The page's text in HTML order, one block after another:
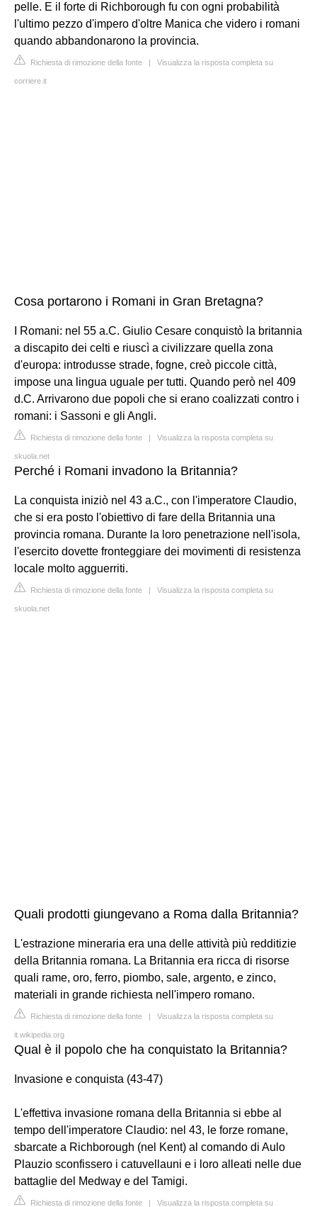
pelle. E il forte di Richborough fu con ogni probabilità
l'ultimo pezzo d'impero d'oltre Manica che videro i romani
quando abbandonarono la provincia.
Richiesta di rimozione della fonte | Visualizza la risposta completa su
corriere.it
Cosa portarono i Romani in Gran Bretagna?
I Romani: nel 55 a.C. Giulio Cesare conquistò la britannia
a discapito dei celti e riuscì a civilizzare quella zona
d'europa: introdusse strade, fogne, creò piccole città,
impose una lingua uguale per tutti. Quando però nel 409
d.C. Arrivarono due popoli che si erano coalizzati contro i
romani: i Sassoni e gli Angli.
Richiesta di rimozione della fonte | Visualizza la risposta completa su
skuola.net
Perché i Romani invadono la Britannia?
La conquista iniziò nel 43 a.C., con l'imperatore Claudio,
che si era posto l'obiettivo di fare della Britannia una
provincia romana. Durante la loro penetrazione nell'isola,
l'esercito dovette fronteggiare dei movimenti di resistenza
locale molto agguerriti.
Richiesta di rimozione della fonte | Visualizza la risposta completa su
skuola.net
Quali prodotti giungevano a Roma dalla Britannia?
L'estrazione mineraria era una delle attività più redditizie
della Britannia romana. La Britannia era ricca di risorse
quali rame, oro, ferro, piombo, sale, argento, e zinco,
materiali in grande richiesta nell'impero romano.
Richiesta di rimozione della fonte | Visualizza la risposta completa su
it.wikipedia.org
Qual è il popolo che ha conquistato la Britannia?
Invasione e conquista (43-47)
L'effettiva invasione romana della Britannia si ebbe al
tempo dell'imperatore Claudio: nel 43, le forze romane,
sbarcate a Richborough (nel Kent) al comando di Aulo
Plauzio sconfissero i catuvellauni e i loro alleati nelle due
battaglie del Medway e del Tamigi.
Richiesta di rimozione della fonte | Visualizza la risposta completa su